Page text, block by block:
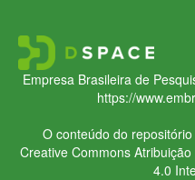
Empresa Brasileira de
https://
O conteúdo do
Creative CommonsAtribuição
4.0